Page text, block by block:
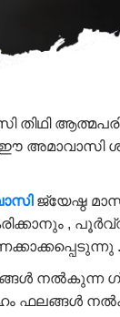
തിഥി
ഈ അമാവാസി
ജ്യേഷ്ഠ
,
.
നൽകുന്ന
ഫലങ്ങൾ